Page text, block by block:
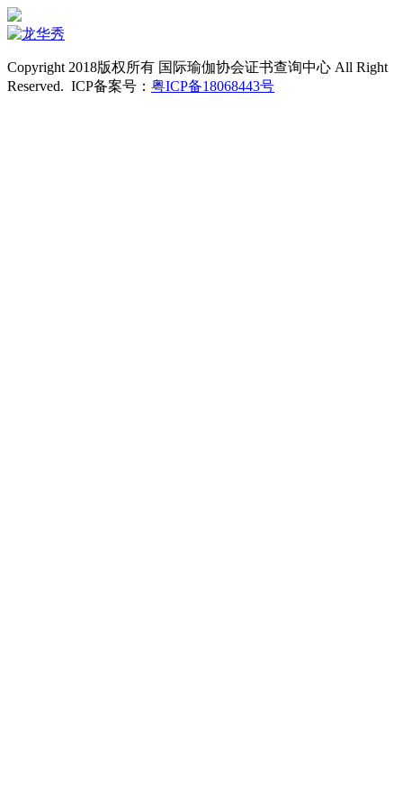
Copyright 2018版权所有 国际瑜伽协会证书查询中心 All Right
Reserved. ICP备案号： 粤ICP备18068443号